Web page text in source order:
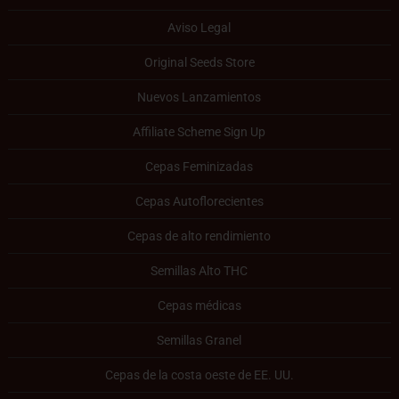
Aviso Legal
Original Seeds Store
Nuevos Lanzamientos
Affiliate Scheme Sign Up
Cepas Feminizadas
Cepas Autoflorecientes
Cepas de alto rendimiento
Semillas Alto THC
Cepas médicas
Semillas Granel
Cepas de la costa oeste de EE. UU.